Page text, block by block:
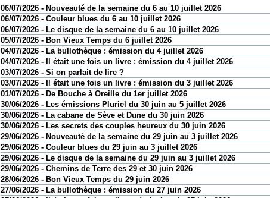
06/07/2026 - Nouveauté de la semaine du 6 au 10 juillet 2026
06/07/2026 - Couleur blues du 6 au 10 juillet 2026
06/07/2026 - Le disque de la semaine du 6 au 10 juillet 2026
05/07/2026 - Bon Vieux Temps du 6 juillet 2026
04/07/2026 - La bullothèque : émission du 4 juillet 2026
04/07/2026 - Il était une fois un livre : émission du 4 juillet 2026
03/07/2026 - Si on parlait de lire ?
03/07/2026 - Il était une fois un livre : émission du 3 juillet 2026
01/07/2026 - De Bouche à Oreille du 1er juillet 2026
30/06/2026 - Les émissions Pluriel du 30 juin au 5 juillet 2026
30/06/2026 - La cabane de Sève et Dune du 30 juin 2026
30/06/2026 - Les secrets des couples heureux du 30 juin 2026
29/06/2026 - Nouveauté de la semaine du 29 juin au 3 juillet 2026
29/06/2026 - Couleur blues du 29 juin au 3 juillet 2026
29/06/2026 - Le disque de la semaine du 29 juin au 3 juillet 2026
29/06/2026 - Chemins de Terre des 29 et 30 juin 2026
28/06/2026 - Bon Vieux Temps du 29 juin 2026
27/06/2026 - La bullothèque : émission du 27 juin 2026